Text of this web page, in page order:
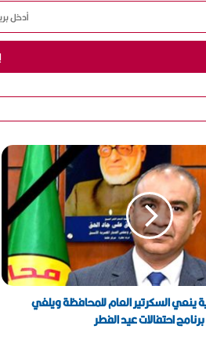
ينعي السكرتير العام للمحافظة ويلغي
برنامج احتفالات عيد الفطر